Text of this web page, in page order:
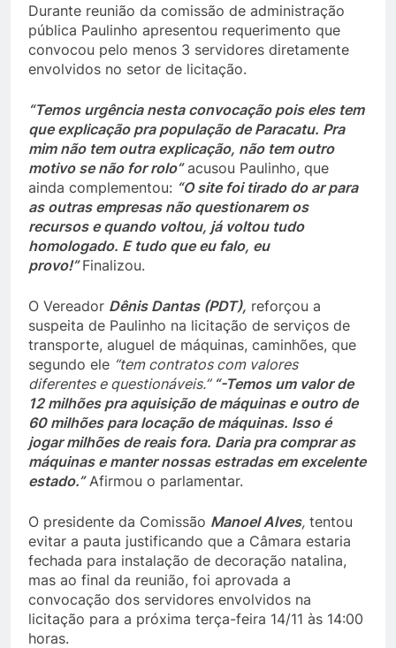
Durante reunião da comissão de administração
pública Paulinho apresentou requerimento que
convocou pelo menos 3 servidores diretamente
envolvidos no setor de licitação.
“Temos urgência nesta convocação pois eles tem
que explicação pra população de Paracatu. Pra
mim não tem outra explicação, não tem outro
motivo se não for rolo”acusou Paulinho, que
ainda complementou: “O site foi tirado do ar para
as outras empresas não questionarem os
recursos e quando voltou, já voltou tudo
homologado. E tudo que eu falo, eu
provo!”Finalizou.
O Vereador Dênis Dantas (PDT), reforçou a
suspeita de Paulinho na licitação de serviços de
transporte, aluguel de máquinas, caminhões, que
segundo ele “tem contratos com valores
diferentes e questionáveis.” “-Temos um valor de
12 milhões pra aquisição de máquinas e outro de
60 milhões para locação de máquinas. Isso é
jogar milhões de reais fora. Daria pra comprar as
máquinas e manter nossas estradas em excelente
estado.”Afirmou o parlamentar.
O presidente da Comissão Manoel Alves, tentou
evitar a pauta justificando que a Câmara estaria
fechada para instalação de decoração natalina,
mas ao final da reunião, foi aprovada a
convocação dos servidores envolvidos na
licitação para a próxima terça-feira 14/11 às 14:00
horas.